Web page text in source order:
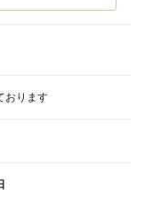
おります